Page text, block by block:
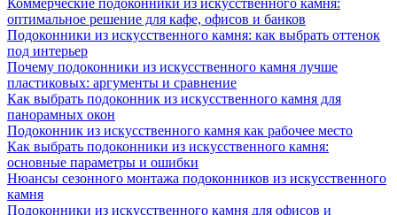
Коммерческие подоконники из искусственного камня:
оптимальное решение для кафе, офисов и банков
Подоконники из искусственного камня: как выбрать оттенок
под интерьер
Почему подоконники из искусственного камня лучше
пластиковых: аргументы и сравнение
Как выбрать подоконник из искусственного камня для
панорамных окон
Подоконник из искусственного камня как рабочее место
Как выбрать подоконники из искусственного камня:
основные параметры и ошибки
Нюансы сезонного монтажа подоконников из искусственного
камня
Подоконники из искусственного камня для офисов и